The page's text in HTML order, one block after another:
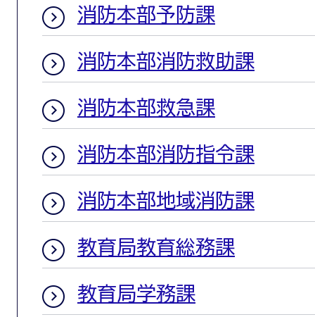
消防本部予防課
消防本部消防救助課
消防本部救急課
消防本部消防指令課
消防本部地域消防課
教育局教育総務課
教育局学務課